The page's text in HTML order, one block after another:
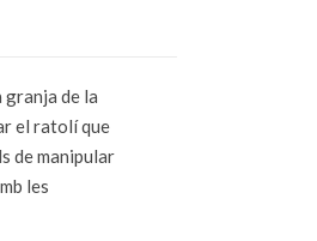
de la
el ratolí que
de manipular
les